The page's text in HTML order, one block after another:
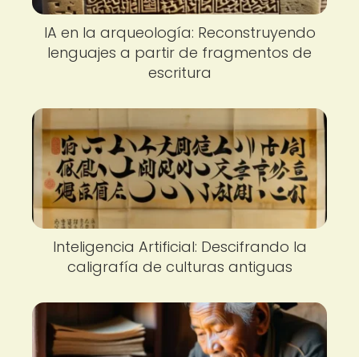
IA en la arqueología: Reconstruyendo
lenguajes a partir de fragmentos de
escritura
Inteligencia Artificial: Descifrando la
caligrafía de culturas antiguas